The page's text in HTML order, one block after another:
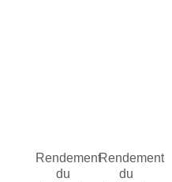
Rendement
du
Rendement
du